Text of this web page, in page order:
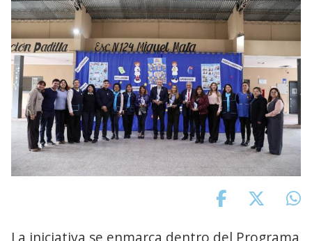
La iniciativa se enmarca dentro del Programa